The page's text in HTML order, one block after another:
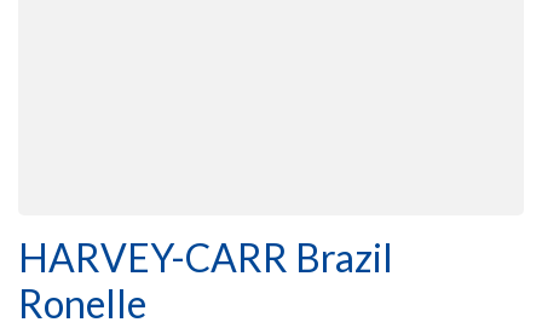
HARVEY-CARR Brazil
Ronelle